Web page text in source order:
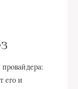
его и